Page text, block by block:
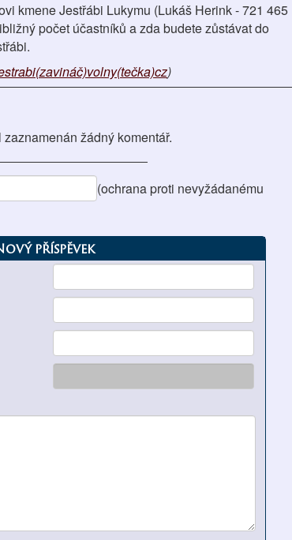
kmene Jestřábi Lukymu (Lukáš Herink - 721 465
počet účastníků a zda budete zůstávat do
)
žádný komentář.
(ochrana proti nevyžádanému
příspěvek